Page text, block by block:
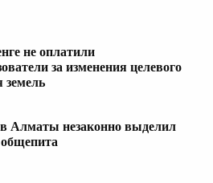
не оплатили
за изменения целевого
земель
Алматы незаконно выделил